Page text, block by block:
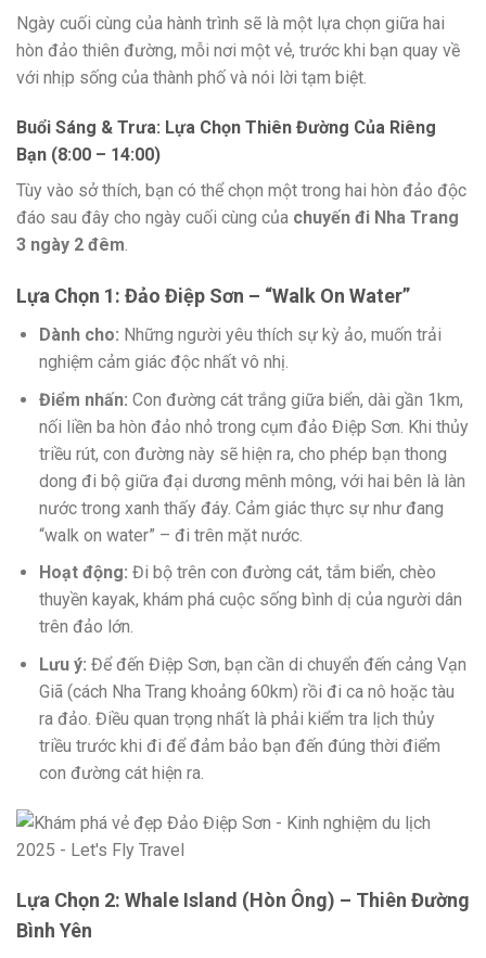
Ngày cuối cùng của hành trình sẽ là một lựa chọn giữa hai
hòn đảo thiên đường, mỗi nơi một vẻ, trước khi bạn quay về
với nhịp sống của thành phố và nói lời tạm biệt.
Buổi Sáng & Trưa: Lựa Chọn Thiên Đường Của Riêng
Bạn (8:00 – 14:00)
Tùy vào sở thích, bạn có thể chọn một trong hai hòn đảo độc
đáo sau đây cho ngày cuối cùng của chuyến đi Nha Trang
3 ngày 2 đêm.
Lựa Chọn 1: Đảo Điệp Sơn – “Walk On Water”
Dành cho: Những người yêu thích sự kỳ ảo, muốn trải
nghiệm cảm giác độc nhất vô nhị.
Điểm nhấn: Con đường cát trắng giữa biển, dài gần 1km,
nối liền ba hòn đảo nhỏ trong cụm đảo Điệp Sơn. Khi thủy
triều rút, con đường này sẽ hiện ra, cho phép bạn thong
dong đi bộ giữa đại dương mênh mông, với hai bên là làn
nước trong xanh thấy đáy. Cảm giác thực sự như đang
“walk on water” – đi trên mặt nước.
Hoạt động: Đi bộ trên con đường cát, tắm biển, chèo
thuyền kayak, khám phá cuộc sống bình dị của người dân
trên đảo lớn.
Lưu ý: Để đến Điệp Sơn, bạn cần di chuyển đến cảng Vạn
Giã (cách Nha Trang khoảng 60km) rồi đi ca nô hoặc tàu
ra đảo. Điều quan trọng nhất là phải kiểm tra lịch thủy
triều trước khi đi để đảm bảo bạn đến đúng thời điểm
con đường cát hiện ra.
Lựa Chọn 2: Whale Island (Hòn Ông) – Thiên Đường
Bình Yên